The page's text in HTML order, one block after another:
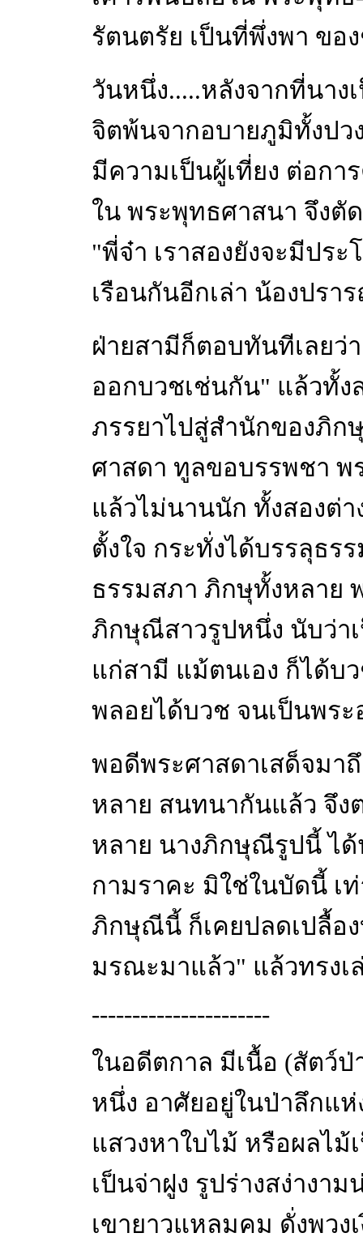
รัตนตรัย เป็นที่พึ่งพา ขอ
วันหนึ่ง.....หลังจากที่นาง
จิตพ้นจากอบายภูมิทั้งปว
มีความเป็นผู้เที่ยง ต่อกา
ใน พระพุทธศาสนา จึงตั
"พี่จ๋า เราสองยังจะมีปร
เรือนกันอีกเล่า น้องปรา
ฝ่ายสามีก็ตอบทันทีเลยว่
ออกบวชเช่นกัน" แล้วทั้ง
ภรรยาไปสู่สำนักของภิก
ศาสดา ทูลขอบรรพชา
แล้วไม่นานนัก ทั้งสองต่า
ตั้งใจ กระทั่งได้บรรลุธ
ธรรมสภา ภิกษุทั้งหลาย
ภิกษุณีสาวรูปหนึ่ง นับว่า
แก่สามี แม้ตนเอง ก็ได้บ
พลอยได้บวช จนเป็นพร
พอดีพระศาสดาเสด็จมา
หลาย สนทนากันแล้ว จึง
หลาย นางภิกษุณีรูปนี้ ได้
กามราคะ มิใช่ในบัดนี้ เ
ภิกษุณีนี้ ก็เคยปลดเปลื้อ
มรณะมาแล้ว" แล้วทรงเ
----------------------
ในอดีตกาล มีเนื้อ (สัตว์ป่
หนึ่ง อาศัยอยู่ในป่าลึกแ
แสวงหาใบไม้ หรือผลไ
เป็นจ่าฝูง รูปร่างสง่างา
เขายาวแหลมคม ดั่งพวง